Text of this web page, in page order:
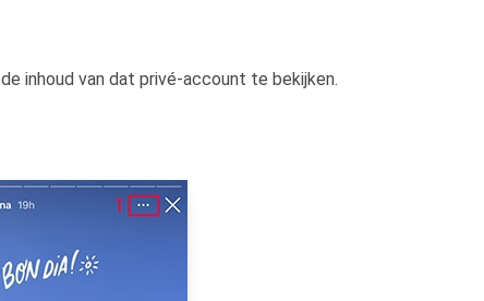
inhoud van dat privé-account te bekijken.